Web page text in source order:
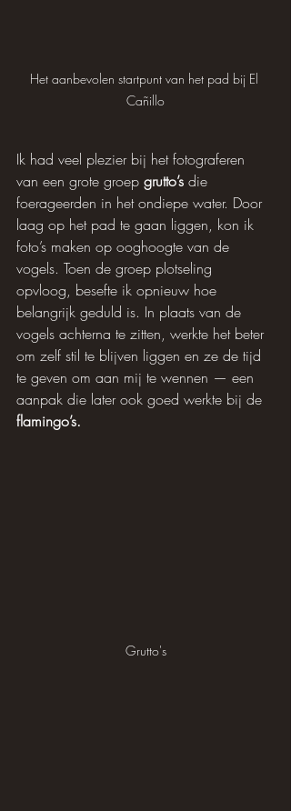
Het aanbevolen startpunt van het pad bij El
Cañillo
Ik had veel plezier bij het fotograferen
van een grote groep grutto’s die
foerageerden in het ondiepe water. Door
laag op het pad te gaan liggen, kon ik
foto’s maken op ooghoogte van de
vogels. Toen de groep plotseling
opvloog, besefte ik opnieuw hoe
belangrijk geduld is. In plaats van de
vogels achterna te zitten, werkte het beter
om zelf stil te blijven liggen en ze de tijd
te geven om aan mij te wennen — een
aanpak die later ook goed werkte bij de
flamingo’s.
Grutto's